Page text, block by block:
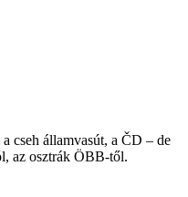
cseh államvasút, a ČD – de
az osztrák ÖBB-től.